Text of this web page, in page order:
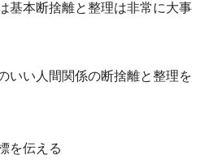
基本断捨離と整理は非常に大事
いい人間関係の断捨離と整理を
を伝える